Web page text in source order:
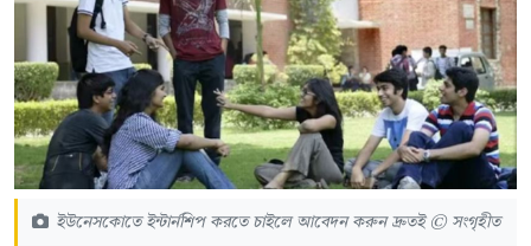
ইউনেসকোতে ইন্টার্নশিপ করতে চাইলে আবেদন করুন দ্রুতই © সংগৃহীত